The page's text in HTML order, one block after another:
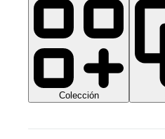
Colección